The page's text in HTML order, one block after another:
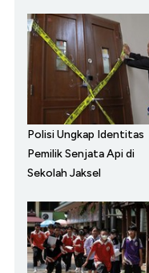
Polisi Ungkap Identitas
Pemilik Senjata Api di
Sekolah Jaksel